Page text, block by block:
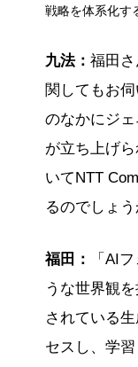
戦略を体系化す
九法： 福田
関してもお
のなかにジ
が立ち上げ
いてNTT
るのでしょう
福田：
「AI
うな世界観
されている
セスし、学